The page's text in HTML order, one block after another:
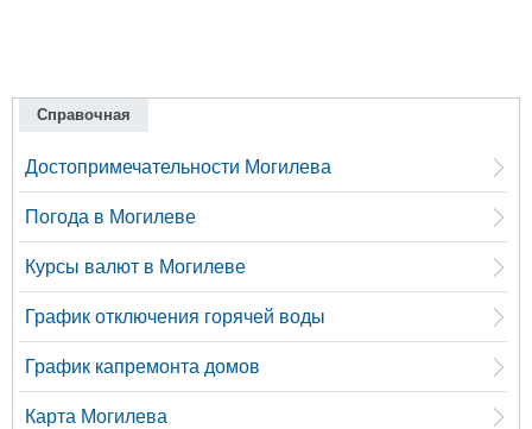
Справочная
Достопримечательности Могилева
Погода в Могилеве
Курсы валют в Могилеве
График отключения горячей воды
График капремонта домов
Карта Могилева